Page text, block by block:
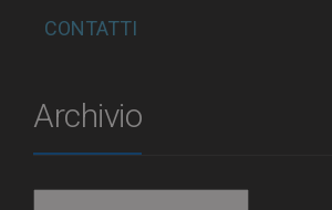
CONTATTI
Archivio